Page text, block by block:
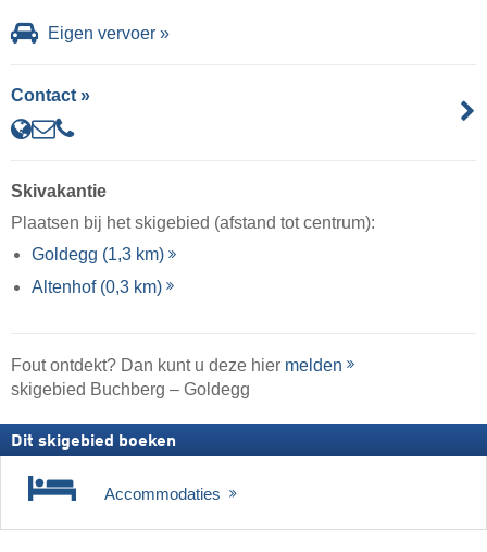
Eigen vervoer »
Contact »
Skivakantie
Plaatsen bij het skigebied (afstand tot centrum):
Goldegg (1,3 km)
Altenhof (0,3 km)
Fout ontdekt? Dan kunt u deze hier melden
skigebied Buchberg – Goldegg
Dit skigebied boeken
Accommodaties